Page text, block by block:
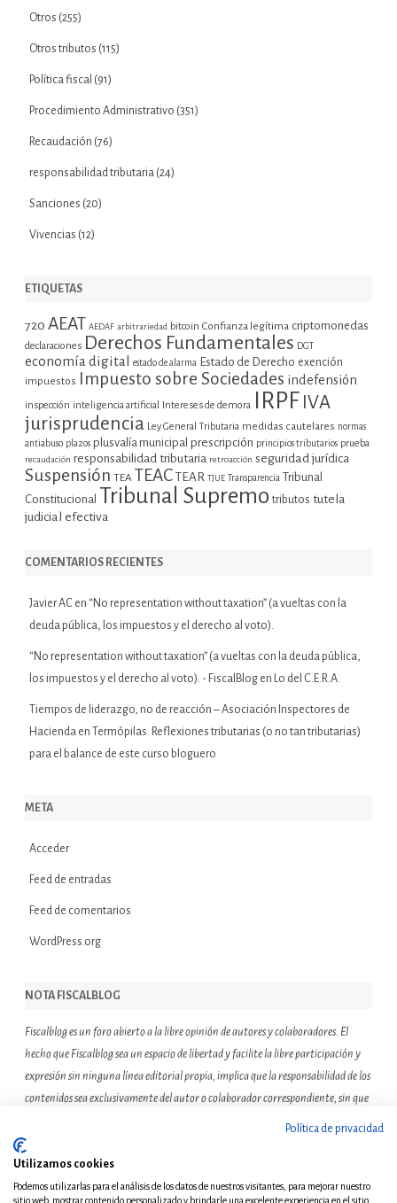
Otros (255)
Otros tributos (115)
Política fiscal (91)
Procedimiento Administrativo (351)
Recaudación (76)
responsabilidad tributaria (24)
Sanciones (20)
Vivencias (12)
ETIQUETAS
720 AEAT AEDAF arbitrariedad bitcoin Confianza legítima criptomonedas
declaraciones Derechos Fundamentales DGT
economía digital estado de alarma Estado de Derecho exención
impuestos Impuesto sobre Sociedades indefensión
inspección inteligencia artificial Intereses de demora IRPF IVA
jurisprudencia Ley General Tributaria medidas cautelares normas
antiabuso plazos plusvalía municipal prescripción principios tributarios prueba
recaudación responsabilidad tributaria retroacción seguridad jurídica
Suspensión TEA TEAC TEAR TJUE Transparencia Tribunal
Constitucional Tribunal Supremo tributos tutela
judicial efectiva
COMENTARIOS RECIENTES
Javier AC en “No representation without taxation” (a vueltas con la
deuda pública, los impuestos y el derecho al voto).
“No representation without taxation” (a vueltas con la deuda pública,
los impuestos y el derecho al voto). - FiscalBlog en Lo del C.E.R.A.
Tiempos de liderazgo, no de reacción – Asociación Inspectores de
Hacienda en
Termópilas. Reflexiones tributarias (o no tan tributarias)
para el balance de este curso bloguero
META
Acceder
Feed de entradas
Feed de comentarios
WordPress.org
NOTA FISCALBLOG
Fiscalblog es un foro abierto a la libre opinión de autores y colaboradores. El
hecho que Fiscalblog sea un espacio de libertad y facilite la libre participación y
expresión sin ninguna línea editorial propia, implica que la responsabilidad de los
contenidos sea exclusivamente del autor o colaborador correspondiente, sin que
ello suponga que el resto de miembros de la comunidad de Fiscalblog asuman o
compartan las reflexiones u opiniones expresadas.
Política de privacidad
Utilizamos cookies
Podemos utilizarlas para el análisis de los datos de nuestros visitantes, para mejorar nuestro
sitio web, mostrar contenido personalizado y brindarle una excelente experiencia en el sitio